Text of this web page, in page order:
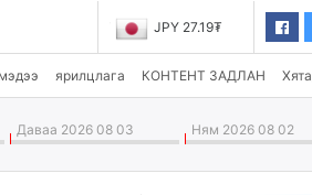
JPY 27.19₮
ярилцлага КОНТЕНТ ЗАДЛАН
Даваа 2026 08 03 Ням 2026 08 02